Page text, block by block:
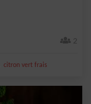
2
citron vert frais